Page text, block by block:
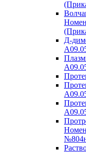
Д-